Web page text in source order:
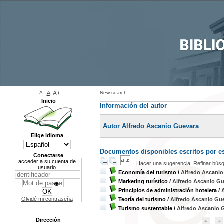
New search
Información del autor
Autor Alfredo Ascanio Guevara
Documentos disponibles escritos por
Hacer una sugerencia Refinar
Economía del turismo / Alfredo Ascanio
Marketing turístico / Alfredo Ascanio
Principios de administración hotelera /
Teoría del turismo / Alfredo Ascanio
Turismo sustentable / Alfredo Ascanio
A- A A+
Inicio
Elige idioma
Conectarse
acceder a su cuenta de
usuario
Olvidé mi contraseña
Dirección